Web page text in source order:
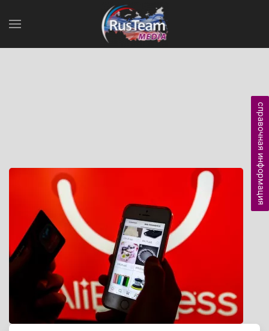
справочная информация